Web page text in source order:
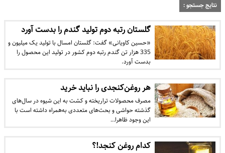
نتایج جستجو :
گلستان رتبه دوم تولید گندم را بدست آورد
«حسین کاویانی» گفت: گلستان امسال با تولید یک میلیون و
335 هزار تن گندم رتبه دوم کشور در تولید این محصول را
بدست آورد.
هر روغن‌کنجدی را نباید خرید
مصرف محصولات تراریخته و کشت به این شیوه در سال‌های
گذشته حواشی و بحث‌های متعددی به‌همراه داشته است با
این وجود ظاهرا…
کدام روغن کنجد!؟